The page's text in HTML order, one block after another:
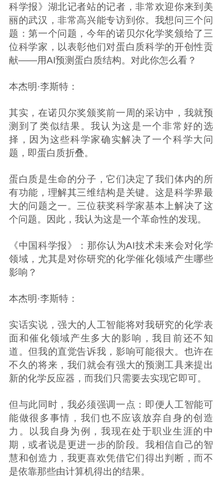
科学报》湖北记者站的记者，非常欢迎你来到美
丽的武汉，非常高兴能专访到你。我想问三个问
题：第一个问题，今年的诺贝尔化学奖颁给了三
位科学家，以表彰他们对蛋白质科学的开创性贡
献——用AI预测蛋白质结构。对此你怎么看？
本杰明·李斯特：
其实，在诺贝尔奖颁奖前一周的采访中，我就预
测到了类似结果。我认为这是一个非常好的选
择，因为这些科学家确实解决了一个科学大问
题，即蛋白质折叠。
蛋白质是生命的分子，它们决定了我们体内的所
有功能，理解其三维结构是关键。这是科学界最
大的问题之一。三位获奖科学家基本上解决了这
个问题。因此，我认为这是一个革命性的发现。
《中国科学报》：那你认为AI技术未来会对化学
领域，尤其是对你研究的化学催化领域产生哪些
影响？
本杰明·李斯特：
实话实说，强大的人工智能将对我研究的化学表
面和催化领域产生多大的影响，我目前还不知
道。但我的直觉告诉我，影响可能很大。也许在
不久的将来，我们就会有强大的预测工具来提出
新的化学反应器，而我们只需要去实现它即可。
但与此同时，我必须强调一点：即便人工智能可
能做很多事情，我们也不应该放弃自身的创造
力。以我自身为例，我现在处于职业生涯的中
期，或者说是更进一步的阶段。我相信自己的智
慧和创造力，我更喜欢凭借它们得出判断，而不
是依靠那些由计算机得出的结果。